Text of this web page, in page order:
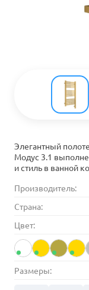
Элегантный
Модус 3.1
и стиль в ванной
Производитель:
Страна:
Цвет:
Размеры: